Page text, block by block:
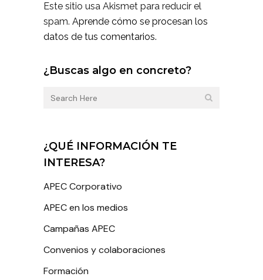
Este sitio usa Akismet para reducir el
spam. Aprende cómo se procesan los
datos de tus comentarios.
¿Buscas algo en concreto?
¿QUÉ INFORMACIÓN TE
INTERESA?
APEC Corporativo
APEC en los medios
Campañas APEC
Convenios y colaboraciones
Formación